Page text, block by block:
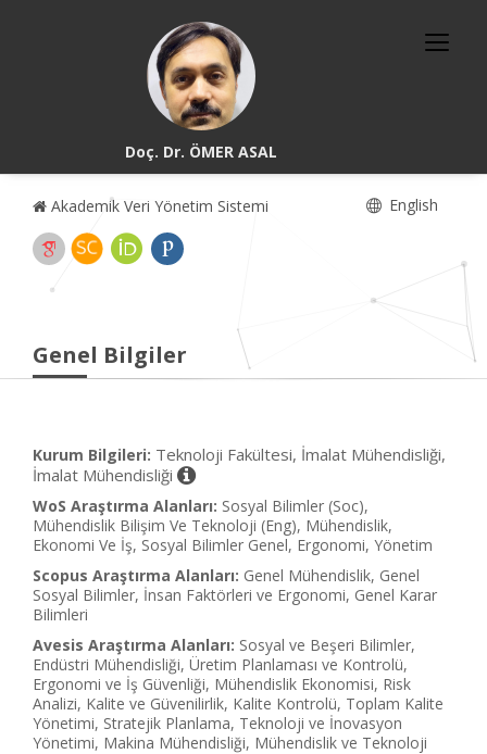
Doç. Dr. ÖMER ASAL
Akademik Veri Yönetim Sistemi English
Genel Bilgiler
Kurum Bilgileri: Teknoloji Fakültesi, İmalat Mühendisliği,
İmalat Mühendisliği
WoS Araştırma Alanları: Sosyal Bilimler (Soc),
Mühendislik Bilişim Ve Teknoloji (Eng), Mühendislik,
Ekonomi Ve İş, Sosyal Bilimler Genel, Ergonomi, Yönetim
Scopus Araştırma Alanları: Genel Mühendislik, Genel
Sosyal Bilimler, İnsan Faktörleri ve Ergonomi, Genel Karar
Bilimleri
Avesis Araştırma Alanları: Sosyal ve Beşeri Bilimler,
Endüstri Mühendisliği, Üretim Planlaması ve Kontrolü,
Ergonomi ve İş Güvenliği, Mühendislik Ekonomisi, Risk
Analizi, Kalite ve Güvenilirlik, Kalite Kontrolü, Toplam Kalite
Yönetimi, Stratejik Planlama, Teknoloji ve İnovasyon
Yönetimi, Makina Mühendisliği, Mühendislik ve Teknoloji